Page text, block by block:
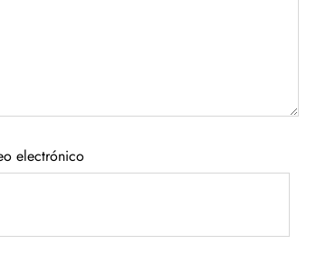
electrónico